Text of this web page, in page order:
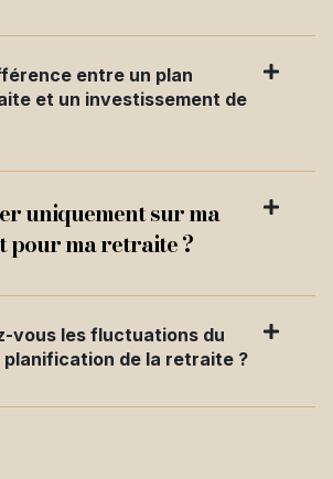
entre un plan
et un investissement de
uniquement sur ma
pour ma retraite ?
vous les fluctuations du
planification de la retraite ?